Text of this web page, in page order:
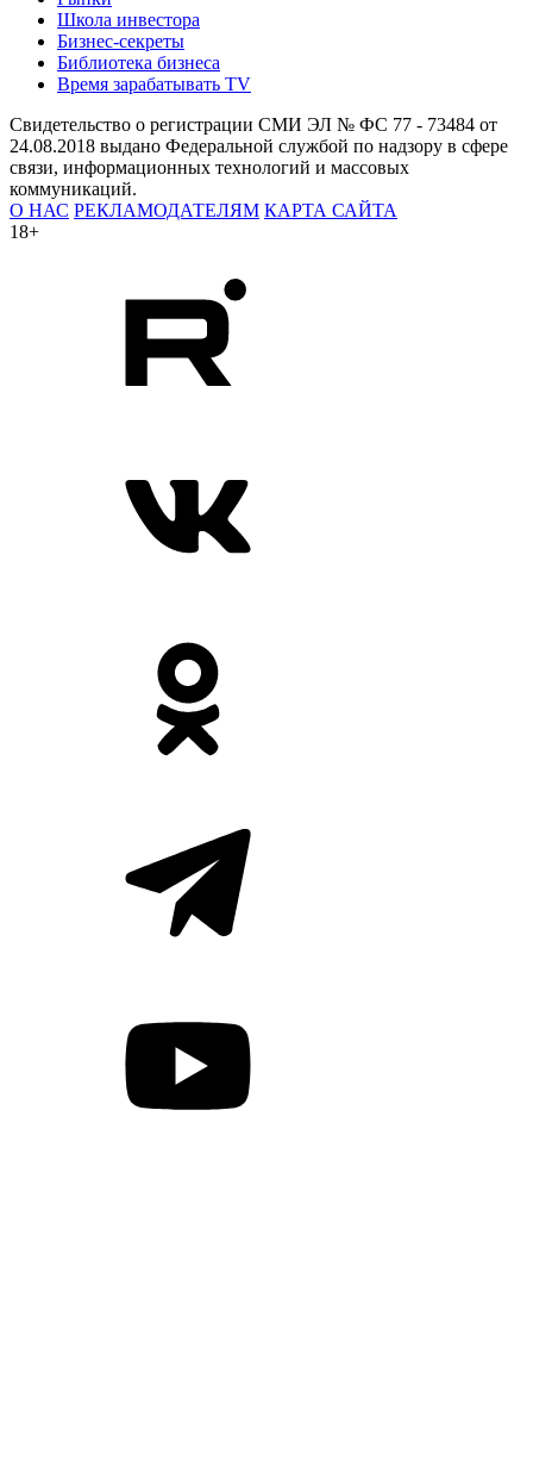
Школа инвестора
Бизнес-секреты
Библиотека бизнеса
Время зарабатывать TV
Свидетельство о регистрации СМИ ЭЛ № ФС 77 - 73484 от
24.08.2018 выдано Федеральной службой по надзору в сфере
связи, информационных технологий и массовых
коммуникаций.
О НАС РЕКЛАМОДАТЕЛЯМ КАРТА САЙТА
18+